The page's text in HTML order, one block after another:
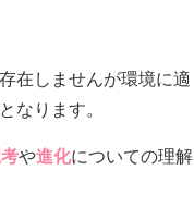
在しませんが環境に適
なります。
や進化についての理解